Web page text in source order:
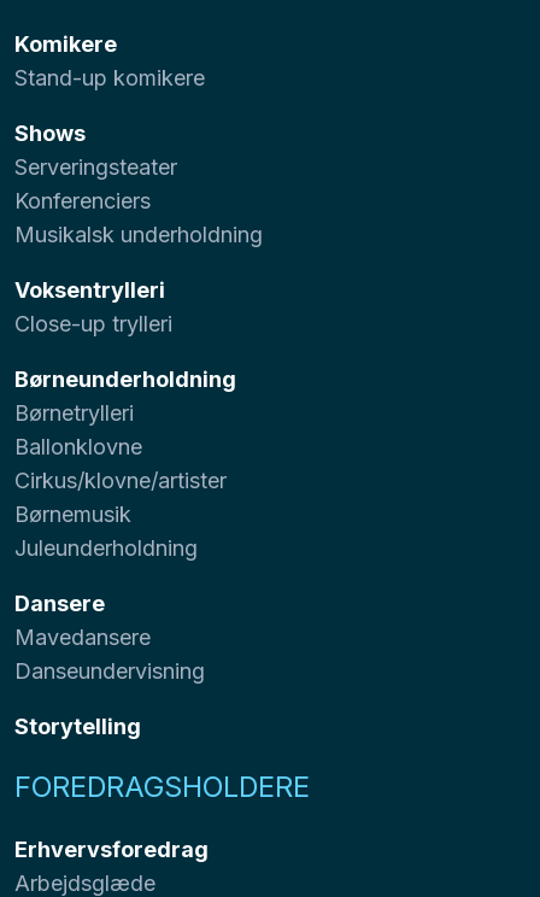
Komikere
Stand-up komikere
Shows
Serveringsteater
Konferenciers
Musikalsk underholdning
Voksentrylleri
Close-up trylleri
Børneunderholdning
Børnetrylleri
Ballonklovne
Cirkus/klovne/artister
Børnemusik
Juleunderholdning
Dansere
Mavedansere
Danseundervisning
Storytelling
FOREDRAGSHOLDERE
Erhvervsforedrag
Arbejdsglæde